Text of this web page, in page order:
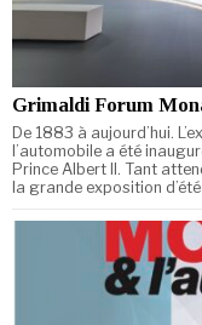
Grimaldi Forum
De 1883 à aujourd’hui.
l’automobile a été
Prince Albert II. Tant
la grande exposition